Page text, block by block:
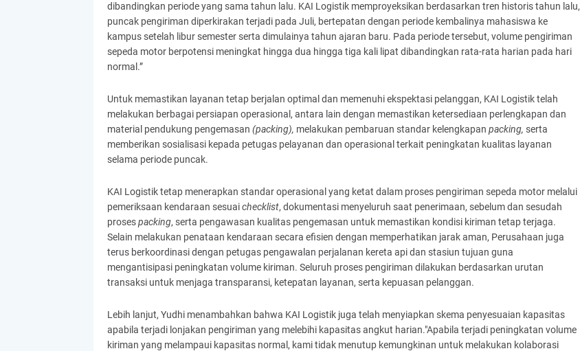
dibandingkan periode yang sama tahun lalu. KAI Logistik memproyeksikan berdasarkan tren historis tahun lalu,
puncak pengiriman diperkirakan terjadi pada Juli, bertepatan dengan periode kembalinya mahasiswa ke
kampus setelah libur semester serta dimulainya tahun ajaran baru. Pada periode tersebut, volume pengiriman
sepeda motor berpotensi meningkat hingga dua hingga tiga kali lipat dibandingkan rata-rata harian pada hari
normal.”
Untuk memastikan layanan tetap berjalan optimal dan memenuhi ekspektasi pelanggan, KAI Logistik telah
melakukan berbagai persiapan operasional, antara lain dengan memastikan ketersediaan perlengkapan dan
material pendukung pengemasan (packing), melakukan pembaruan standar kelengkapan packing, serta
memberikan sosialisasi kepada petugas pelayanan dan operasional terkait peningkatan kualitas layanan
selama periode puncak.
KAI Logistik tetap menerapkan standar operasional yang ketat dalam proses pengiriman sepeda motor melalui
pemeriksaan kendaraan sesuaichecklist, dokumentasi menyeluruh saat penerimaan, sebelum dan sesudah
prosespacking, serta pengawasan kualitas pengemasan untuk memastikan kondisi kiriman tetap terjaga.
Selain melakukan penataan kendaraan secara efisien dengan memperhatikan jarak aman, Perusahaan juga
terus berkoordinasi dengan petugas pengawalan perjalanan kereta api dan stasiun tujuan guna
mengantisipasi peningkatan volume kiriman. Seluruh proses pengiriman dilakukan berdasarkan urutan
transaksi untuk menjaga transparansi, ketepatan layanan, serta kepuasan pelanggan.
Lebih lanjut, Yudhi menambahkan bahwa KAI Logistik juga telah menyiapkan skema penyesuaian kapasitas
apabila terjadi lonjakan pengiriman yang melebihi kapasitas angkut harian."Apabila terjadi peningkatan volume
kiriman yang melampaui kapasitas normal, kami tidak menutup kemungkinan untuk melakukan kolaborasi